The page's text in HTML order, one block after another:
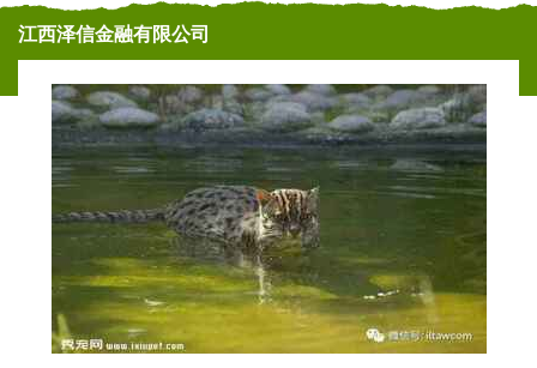
江西泽信金融有限公司